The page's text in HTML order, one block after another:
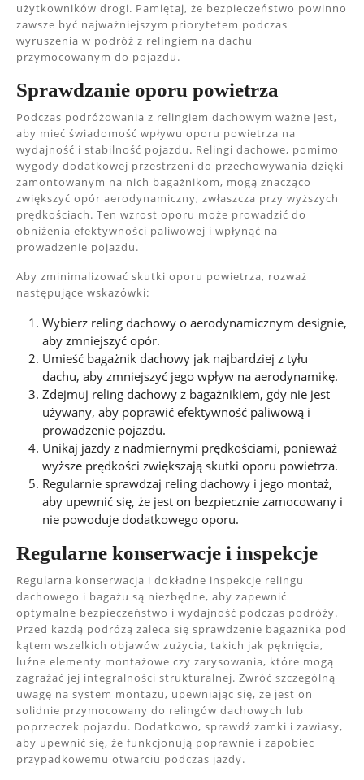
użytkowników drogi. Pamiętaj, że bezpieczeństwo powinno
zawsze być najważniejszym priorytetem podczas
wyruszenia w podróż z relingiem na dachu
przymocowanym do pojazdu.
Sprawdzanie oporu powietrza
Podczas podróżowania z relingiem dachowym ważne jest,
aby mieć świadomość wpływu oporu powietrza na
wydajność i stabilność pojazdu. Relingi dachowe, pomimo
wygody dodatkowej przestrzeni do przechowywania dzięki
zamontowanym na nich bagażnikom, mogą znacząco
zwiększyć opór aerodynamiczny, zwłaszcza przy wyższych
prędkościach. Ten wzrost oporu może prowadzić do
obniżenia efektywności paliwowej i wpłynąć na
prowadzenie pojazdu.
Aby zminimalizować skutki oporu powietrza, rozważ
następujące wskazówki:
Wybierz reling dachowy o aerodynamicznym designie,
aby zmniejszyć opór.
Umieść bagażnik dachowy jak najbardziej z tyłu
dachu, aby zmniejszyć jego wpływ na aerodynamikę.
Zdejmuj reling dachowy z bagażnikiem, gdy nie jest
używany, aby poprawić efektywność paliwową i
prowadzenie pojazdu.
Unikaj jazdy z nadmiernymi prędkościami, ponieważ
wyższe prędkości zwiększają skutki oporu powietrza.
Regularnie sprawdzaj reling dachowy i jego montaż,
aby upewnić się, że jest on bezpiecznie zamocowany i
nie powoduje dodatkowego oporu.
Regularne konserwacje i inspekcje
Regularna konserwacja i dokładne inspekcje relingu
dachowego i bagażu są niezbędne, aby zapewnić
optymalne bezpieczeństwo i wydajność podczas podróży.
Przed każdą podróżą zaleca się sprawdzenie bagażnika pod
kątem wszelkich objawów zużycia, takich jak pęknięcia,
luźne elementy montażowe czy zarysowania, które mogą
zagrażać jej integralności strukturalnej. Zwróć szczególną
uwagę na system montażu, upewniając się, że jest on
solidnie przymocowany do relingów dachowych lub
poprzeczek pojazdu. Dodatkowo, sprawdź zamki i zawiasy,
aby upewnić się, że funkcjonują poprawnie i zapobiec
przypadkowemu otwarciu podczas jazdy.